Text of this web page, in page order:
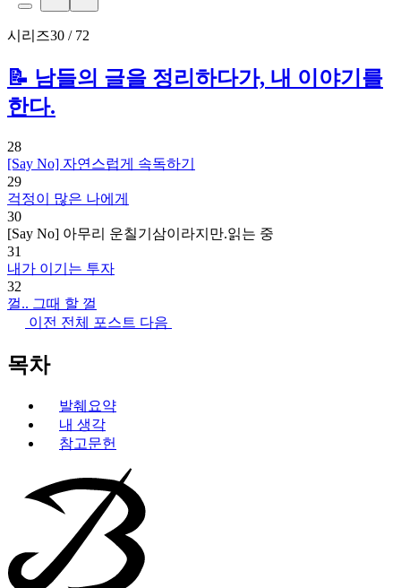
시리즈30 / 72
📝 남들의 글을 정리하다가, 내 이야기를
한다.
28
[Say No] 자연스럽게 속독하기
29
걱정이 많은 나에게
30
[Say No] 아무리 운칠기삼이라지만.읽는 중
31
내가 이기는 투자
32
껄.. 그때 할 껄
이전 전체 포스트 다음
목차
발췌요약
내 생각
참고문헌